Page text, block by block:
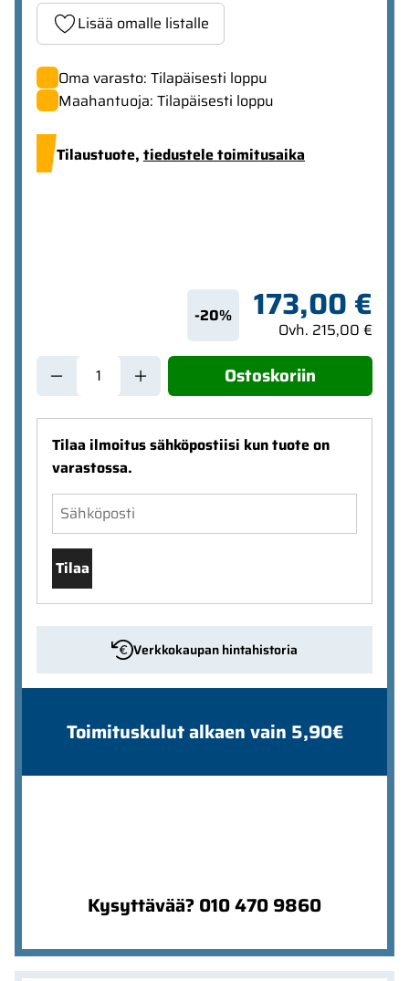
Lisää omalle listalle
Oma varasto: Tilapäisesti loppu
Maahantuoja: Tilapäisesti loppu
Tilaustuote, tiedustele toimitusaika
-20% 173,00 €
Ovh. 215,00 €
Ostoskoriin
Tilaa ilmoitus sähköpostiisi kun tuote on
varastossa.
Tilaa
Verkkokaupan hintahistoria
Toimituskulut alkaen vain 5,90€
Kysyttävää? 010 470 9860